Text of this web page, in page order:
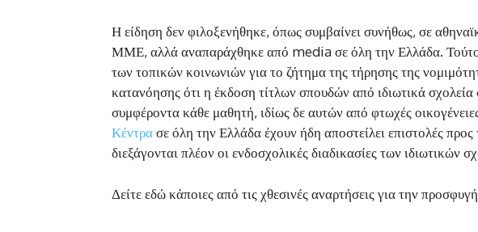
Η είδηση δεν φιλοξενήθηκε, όπως συμβαίνει συνήθως, σε
ΜΜΕ, αλλά αναπαράχθηκε από media σε όλη την Ελλάδα. Τούτο
των τοπικών κοινωνιών για το ζήτημα της τήρησης της
κατανόησης ότι η έκδοση τίτλων σπουδών από ιδιωτικά σχολεία
συμφέροντα κάθε μαθητή, ιδίως δε αυτών από φτωχές
Κέντρασε όλη την Ελλάδα έχουν ήδη αποστείλει επιστολές
διεξάγονται πλέον οι ενδοσχολικές διαδικασίες των ιδιωτικών
Δείτε εδώ κάποιες από τις χθεσινές αναρτήσεις για την